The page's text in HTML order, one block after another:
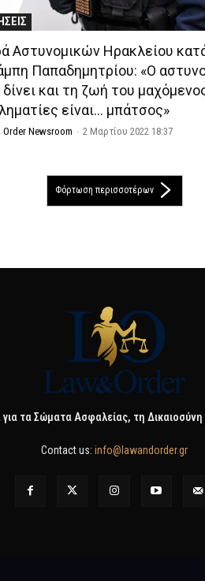
Αστυνομικών Ηρακλείου
Παπαδημητρίου: «Ο
και τη ζωή του
είναι… μπάτσος»
Order Newsroom - 2 Μαρτίου 2022 18:37
Φόρτωση περισσοτέρων
για τα Σώματα Ασφαλείας, τη Δικαιοσύνη
Contact us: info@lawandorder.gr